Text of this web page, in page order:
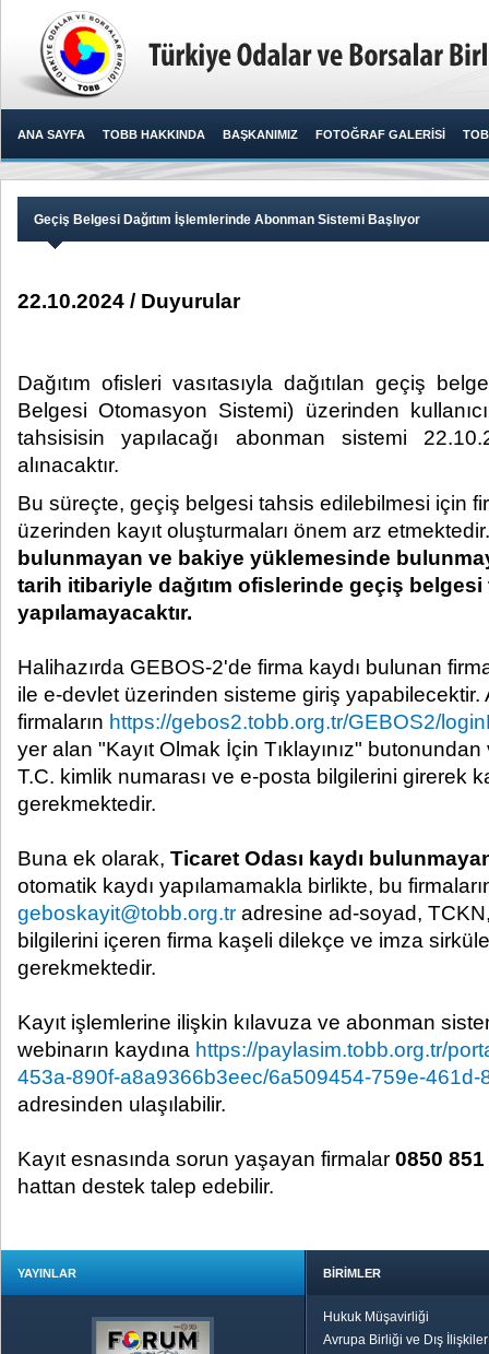
ANA SAYFA TOBB HAKKINDA BAŞKANIMIZ FOTOĞRAF GALERİSİ
Geçiş Belgesi Dağıtım İşlemlerinde Abonman Sistemi Başlıyor
22.10.2024 / Duyurular
Dağıtım ofisleri vasıtasıyla dağıtılan geçiş
Belgesi Otomasyon Sistemi) üzerinden
tahsisisin yapılacağı abonman sistemi
alınacaktır. ​
Bu süreçte, geçiş belgesi tahsis edilebilmesi için
üzerinden kayıt oluşturmaları önem arz
bulunmayan ve bakiye yüklemesinde
tarih itibariyle dağıtım ofislerinde geçiş
yapılamayacaktır.
Halihazırda GEBOS-2'de firma kaydı bulunan
ile e-devlet üzerinden sisteme giriş yapabilecektir.
firmaların https://gebos2.tobb.org.tr/GEBOS2/
yer alan "Kayıt Olmak İçin Tıklayınız"
T.C. kimlik numarası ve e-posta bilgilerini girerek
gerekmektedir.
Buna ek olarak, Ticaret Odası kaydı
otomatik kaydı yapılamamakla birlikte, bu
geboskayit@tobb.org.tr adresine ad-soyad,
bilgilerini içeren firma kaşeli dilekçe ve imza
gerekmektedir.
Kayıt işlemlerine ilişkin kılavuza ve abonman
webinarın kaydına https://paylasim.tobb.org.tr/
453a-890f-a8a9366b3eec/6a509454-759e-
adresinden ulaşılabilir.
Kayıt esnasında sorun yaşayan firmalar 0850
hattan destek talep edebilir.
YAYINLAR BİRİMLER
Hukuk Müşavirliği
Avrupa Birliği ve Dış